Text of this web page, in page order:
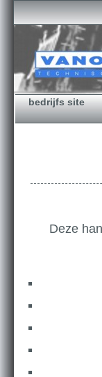
bedrijfs site
Deze